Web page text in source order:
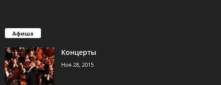
Афиша
Концерты
Ноя 28, 2015